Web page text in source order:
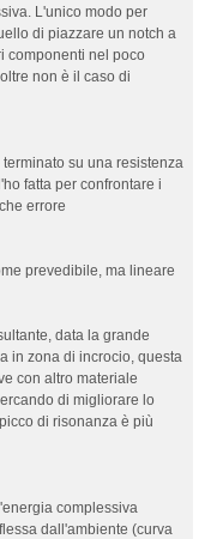
L'unico modo per
di piazzare un notch a
componenti nel poco
non è il caso di
su una resistenza
fatta per confrontare i
errore
prevedibile, ma lineare
data la grande
in zona di incrocio, questa
con altro materiale
di migliorare lo
di risonanza è più
complessiva
dall'ambiente (curva